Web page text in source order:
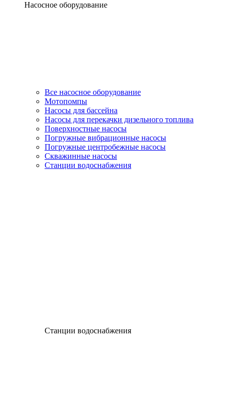
Насосное оборудование
Все насосное оборудование
Мотопомпы
Насосы для бассейна
Насосы для перекачки дизельного топлива
Поверхностные насосы
Погружные вибрационные насосы
Погружные центробежные насосы
Скважинные насосы
Станции водоснабжения
Станции водоснабжения